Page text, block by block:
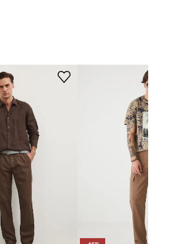
Tip nogavica: ravne
Kroj
regular fit
DIMENZIJE
Unutarnja duljina nogavice
77 cm
Širina nogavica na dnu
Dane mjere za veličinu
Širina u struku
Visina struka
Širina u bokovima
Model na fotografiji je visok 188